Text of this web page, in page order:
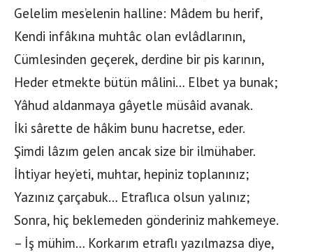
Gelelim mes’elenin halline: Mâdem bu herif,
Kendi infâkına muhtâc olan evlâdlarının,
Cümlesinden geçerek, derdine bir pis karının,
Heder etmekte bütün mâlini… Elbet ya bunak;
Yâhud aldanmaya gâyetle müsâid avanak.
İki sârette de hâkim bunu hacretse, eder.
Şimdi lâzım gelen ancak size bir ilmühaber.
İhtiyar hey’eti, muhtar, hepiniz toplanınız;
Yazınız çarçabuk… Etraflıca olsun yalınız;
Sonra, hiç beklemeden gönderiniz mahkemeye.
– İş mühim… Korkarım etraflı yazılmazsa diye,